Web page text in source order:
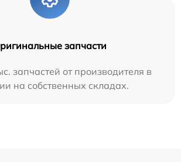
запчасти
запчастей от производителя в
на собственных складах.